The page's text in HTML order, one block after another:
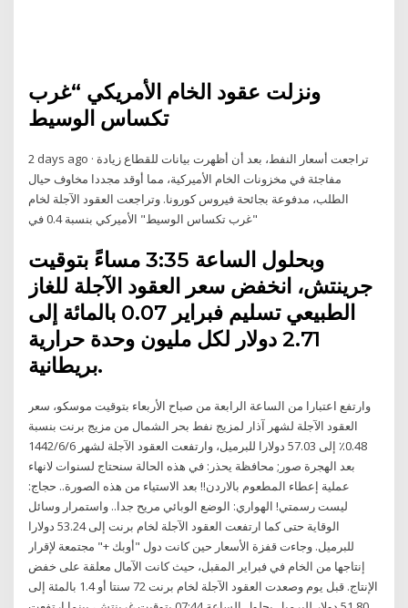
ونزلت عقود الخام الأمريكي “غرب
تكساس الوسيط
2 days ago · تراجعت أسعار النفط، بعد أن أظهرت بيانات للقطاع زيادة
مفاجئة في مخزونات الخام الأميركية، مما أوقد مجددا مخاوف حيال
الطلب، مدفوعة بجائحة فيروس كورونا. وتراجعت العقود الآجلة لخام
"غرب تكساس الوسيط" الأميركي بنسبة 0.4 في
وبحلول الساعة 3:35 مساءً بتوقيت
جرينتش، انخفض سعر العقود الآجلة للغاز
الطبيعي تسليم فبراير 0.07 بالمائة إلى
2.71 دولار لكل مليون وحدة حرارية
بريطانية.
وارتفع اعتبارا من الساعة الرابعة من صباح الأربعاء بتوقيت موسكو، سعر
العقود الآجلة لشهر آذار لمزيج نفط بحر الشمال من مزيج برنت بنسبة
0.48٪ إلى 57.03 دولارا للبرميل، وارتفعت العقود الآجلة لشهر 6‏‏/6‏‏/1442
بعد الهجرة صور; محافظة يحذر: في هذه الحالة سنحتاج لسنوات لانهاء
عملية إعطاء المطعوم بالاردن!! بعد الاستياء من هذه الصورة.. حجاج:
ليست رسمتي! الهواري: الوضع الوبائي مريح جدا.. واستمرار وسائل
الوقاية حتى كما ارتفعت العقود الآجلة لخام برنت إلى 53.24 دولارا
للبرميل. وجاءت قفزة الأسعار حين كانت دول "أوبك +" مجتمعة لإقرار
إنتاجها من الخام في فبراير المقبل، حيث كانت الآمال معلقة على خفض
الإنتاج. قبل يوم وصعدت العقود الآجلة لخام برنت 72 سنتا أو 1.4 بالمئة إلى